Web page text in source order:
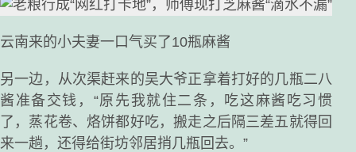
云南来的小夫妻一口气买了10瓶麻酱
另一边，从次渠赶来的吴大爷正拿着打好的几瓶二八
酱准备交钱，“原先我就住二条，吃这麻酱吃习惯
了，蒸花卷、烙饼都好吃，搬走之后隔三差五就得回
来一趟，还得给街坊邻居捎几瓶回去。”